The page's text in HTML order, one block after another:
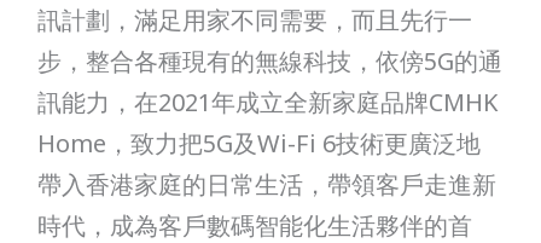
訊計劃，滿足用家不同需要，而且先行一
步，整合各種現有的無線科技，依傍5G的通
訊能力，在2021年成立全新家庭品牌CMHK
Home，致力把5G及Wi-Fi 6技術更廣泛地
帶入香港家庭的日常生活，帶領客戶走進新
時代，成為客戶數碼智能化生活夥伴的首